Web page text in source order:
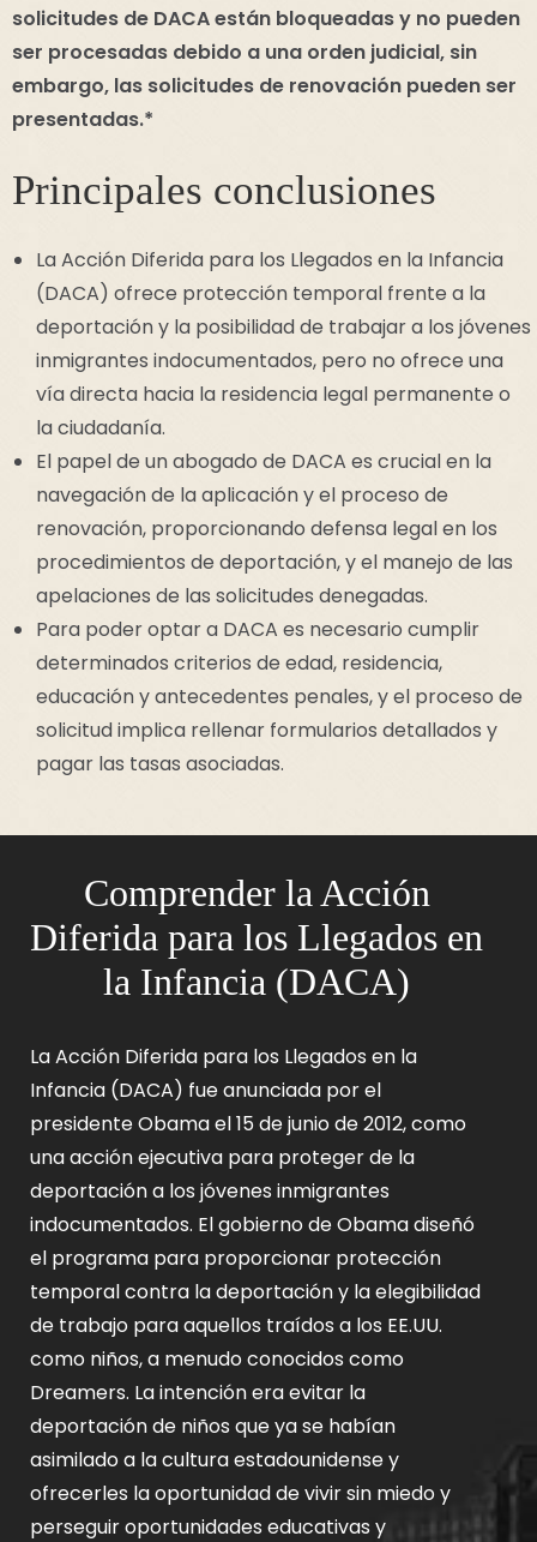
solicitudes de DACA están bloqueadas y no pueden
ser procesadas debido a una orden judicial, sin
embargo, las solicitudes de renovación pueden ser
presentadas.*
Principales conclusiones
La Acción Diferida para los Llegados en la Infancia
(DACA) ofrece protección temporal frente a la
deportación y la posibilidad de trabajar a los jóvenes
inmigrantes indocumentados, pero no ofrece una
vía directa hacia la residencia legal permanente o
la ciudadanía.
El papel de un abogado de DACA es crucial en la
navegación de la aplicación y el proceso de
renovación, proporcionando defensa legal en los
procedimientos de deportación, y el manejo de las
apelaciones de las solicitudes denegadas.
Para poder optar a DACA es necesario cumplir
determinados criterios de edad, residencia,
educación y antecedentes penales, y el proceso de
solicitud implica rellenar formularios detallados y
pagar las tasas asociadas.
Comprender la Acción
Diferida para los Llegados en
la Infancia (DACA)
La Acción Diferida para los Llegados en la
Infancia (DACA) fue anunciada por el
presidente Obama el 15 de junio de 2012, como
una acción ejecutiva para proteger de la
deportación a los jóvenes inmigrantes
indocumentados. El gobierno de Obama diseñó
el programa para proporcionar protección
temporal contra la deportación y la elegibilidad
de trabajo para aquellos traídos a los EE.UU.
como niños, a menudo conocidos como
Dreamers. La intención era evitar la
deportación de niños que ya se habían
asimilado a la cultura estadounidense y
ofrecerles la oportunidad de vivir sin miedo y
perseguir oportunidades educativas y